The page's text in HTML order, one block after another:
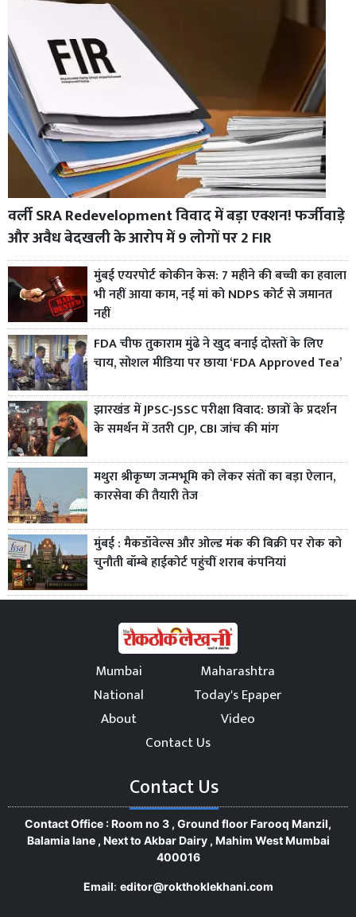
वर्ली SRA Redevelopment विवाद में बड़ा एक्शन! फर्जीवाड़े
और अवैध बेदखली के आरोप में 9 लोगों पर 2 FIR
मुंबई एयरपोर्ट कोकीन केस: 7 महीने की बच्ची का हवाला
भी नहीं आया काम, नई मां को NDPS कोर्ट से जमानत
नहीं
FDA चीफ तुकाराम मुंढे ने खुद बनाई दोस्तों के लिए
चाय, सोशल मीडिया पर छाया ‘FDA Approved Tea’
झारखंड में JPSC-JSSC परीक्षा विवाद: छात्रों के प्रदर्शन
के समर्थन में उतरी CJP, CBI जांच की मांग
मथुरा श्रीकृष्ण जन्मभूमि को लेकर संतों का बड़ा ऐलान,
कारसेवा की तैयारी तेज
मुंबई : मैकडॉवेल्स और ओल्ड मंक की बिक्री पर रोक को
चुनौती बॉम्बे हाईकोर्ट पहुंचीं शराब कंपनियां
Mumbai
Maharashtra
National
Today's Epaper
About
Video
Contact Us
Contact Us
Contact Office : Room no 3 , Ground floor Farooq Manzil,
Balamia lane , Next to Akbar Dairy , Mahim West Mumbai
400016
Email: editor@rokthoklekhani.com